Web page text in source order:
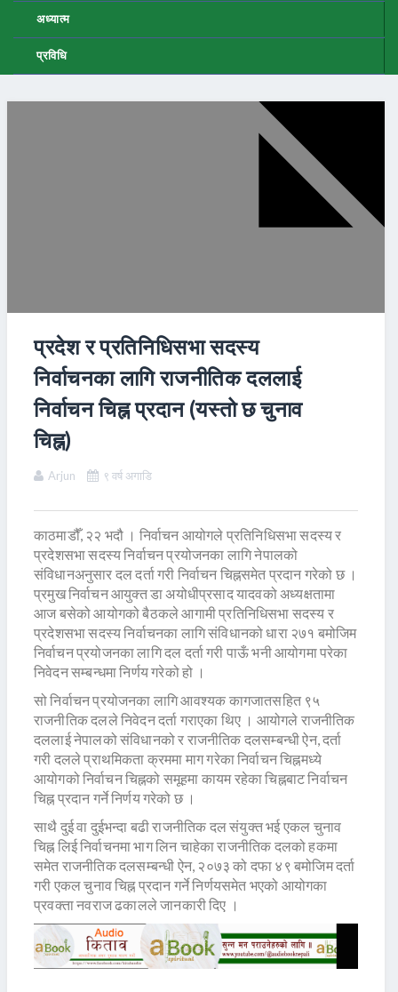
अध्यात्म
प्रविधि
प्रदेश र प्रतिनिधिसभा सदस्य
निर्वाचनका लागि राजनीतिक दललाई
निर्वाचन चिह्न प्रदान (यस्तो छ चुनाव
चिह्न)
Arjun ९ वर्ष अगाडि
काठमाडौँ, २२ भदौ । निर्वाचन आयोगले प्रतिनिधिसभा सदस्य र
प्रदेशसभा सदस्य निर्वाचन प्रयोजनका लागि नेपालको
संविधानअनुसार दल दर्ता गरी निर्वाचन चिह्नसमेत प्रदान गरेको छ ।
प्रमुख निर्वाचन आयुक्त डा अयोधीप्रसाद यादवको अध्यक्षतामा
आज बसेको आयोगको बैठकले आगामी प्रतिनिधिसभा सदस्य र
प्रदेशसभा सदस्य निर्वाचनका लागि संविधानको धारा २७१ बमोजिम
निर्वाचन प्रयोजनका लागि दल दर्ता गरी पाऊँ भनी आयोगमा परेका
निवेदन सम्बन्धमा निर्णय गरेको हो ।
सो निर्वाचन प्रयोजनका लागि आवश्यक कागजातसहित ९५
राजनीतिक दलले निवेदन दर्ता गराएका थिए । आयोगले राजनीतिक
दललाई नेपालको संविधानको र राजनीतिक दलसम्बन्धी ऐन, दर्ता
गरी दलले प्राथमिकता क्रममा माग गरेका निर्वाचन चिह्नमध्ये
आयोगको निर्वाचन चिह्नको समूहमा कायम रहेका चिह्नबाट निर्वाचन
चिह्न प्रदान गर्ने निर्णय गरेको छ ।
साथै दुई वा दुईभन्दा बढी राजनीतिक दल संयुक्त भई एकल चुनाव
चिह्न लिई निर्वाचनमा भाग लिन चाहेका राजनीतिक दलको हकमा
समेत राजनीतिक दलसम्बन्धी ऐन, २०७३ को दफा ४९ बमोजिम दर्ता
गरी एकल चुनाव चिह्न प्रदान गर्ने निर्णयसमेत भएको आयोगका
प्रवक्ता नवराज ढकालले जानकारी दिए ।